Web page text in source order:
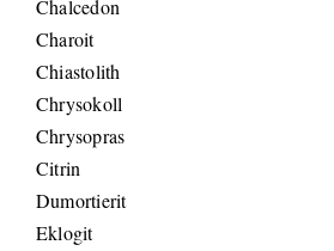
Chalcedon
Charoit
Chiastolith
Chrysokoll
Chrysopras
Citrin
Dumortierit
Eklogit